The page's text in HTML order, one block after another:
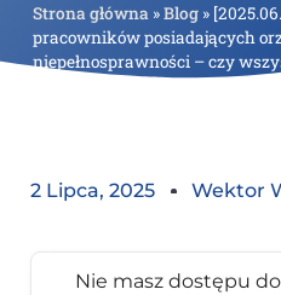
Strona główna »Blog »
pracowników posiadających
niepełnosprawności – czy
2 Lipca, 2025 Wektor
Nie masz dostępu